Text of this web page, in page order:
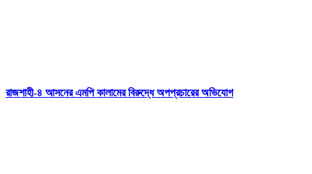
রাজশাহী-৪ আসনের এমপি কালামের বিরুদ্ধে অপপ্রচারের অভিযোগ